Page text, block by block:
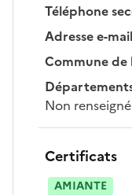
Téléphone
Adresse e-mail
Commune de
Non renseigné
Certificats
AMIANTE